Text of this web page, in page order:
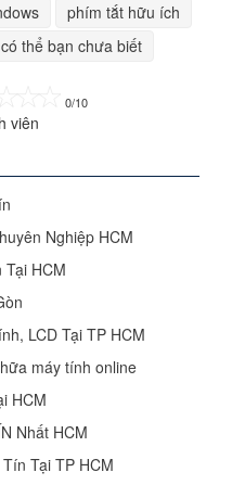
phím tắt hữu ích
thể bạn chưa biết
0/10
viên
Nghiệp HCM
HCM
LCD Tại TP HCM
máy tính online
HCM
Nhất HCM
Tại TP HCM